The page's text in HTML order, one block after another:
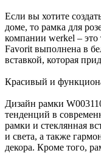
Если вы хотите
доме, то рамка для
компании werkel – это
Favorit выполнена в
вставкой, которая
Красивый и
Дизайн рамки
тенденций в
рамки и стеклянная
и света, а также
декора. Кроме того,